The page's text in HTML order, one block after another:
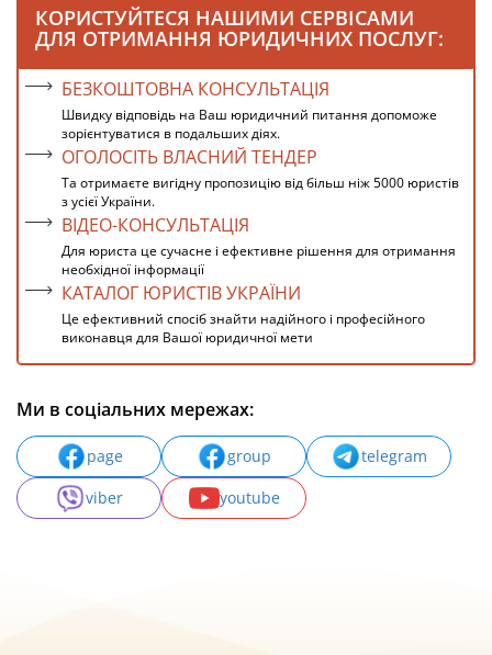
КОРИСТУЙТЕСЯ НАШИМИ СЕРВІСАМИ
ДЛЯ ОТРИМАННЯ ЮРИДИЧНИХ ПОСЛУГ:
БЕЗКОШТОВНА КОНСУЛЬТАЦІЯ
Швидку відповідь на Ваш юридичний питання допоможе
зорієнтуватися в подальших діях.
ОГОЛОСІТЬ ВЛАСНИЙ ТЕНДЕР
Та отримаєте вигідну пропозицію від більш ніж 5000 юристів
з усієї України.
ВІДЕО-КОНСУЛЬТАЦІЯ
Для юриста це сучасне і ефективне рішення для отримання
необхідної інформації
КАТАЛОГ ЮРИСТІВ УКРАЇНИ
Це ефективний спосіб знайти надійного і професійного
виконавця для Вашої юридичної мети
Ми в соціальних мережах:
page group
telegram
viber
youtube